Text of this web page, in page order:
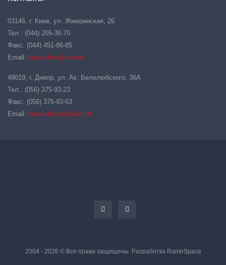
03146, г. Киев, ул. Жмеринская, 26
Тел.: (044) 205-38-70
Факс: (044) 451-86-85
Email: hansa-flex@ukr.net
49019, г. Днепр, ул. Ак. Белелюбского, 36А
Тел.: (056) 375-93-23
Факс: (056) 375-93-63
Email: hansa-flexdn@ukr.net
2004 - 2026 © Все права защищены. Разработка RamirSpace